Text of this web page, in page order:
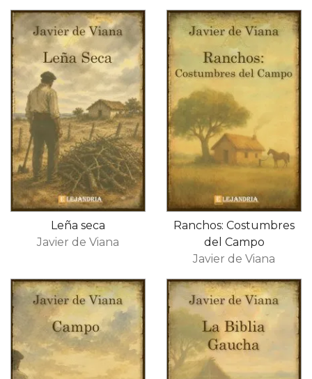
Leña seca
Javier de Viana
Ranchos: Costumbres
del Campo
Javier de Viana